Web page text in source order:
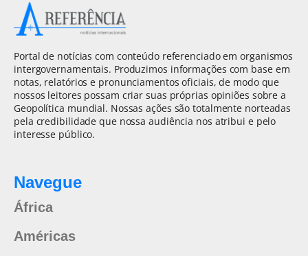
Portal de notícias com conteúdo referenciado em organismos
intergovernamentais. Produzimos informações com base em
notas, relatórios e pronunciamentos oficiais, de modo que
nossos leitores possam criar suas próprias opiniões sobre a
Geopolítica mundial. Nossas ações são totalmente norteadas
pela credibilidade que nossa audiência nos atribui e pelo
interesse público.
Navegue
África
Américas